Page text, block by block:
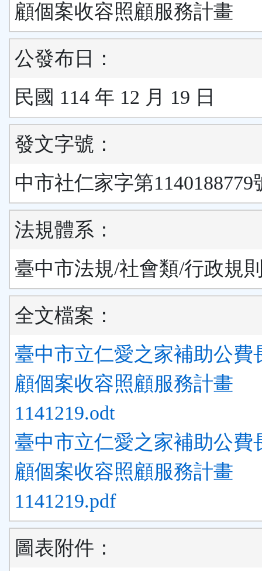
顧個案收容照顧服務計畫
公發布日：
民國 114 年 12 月 19 日
發文字號：
中市社仁家字第1140188779
法規體系：
臺中市法規/社會類/行政規
全文檔案：
臺中市立仁愛之家補助公費
顧個案收容照顧服務計畫
1141219.odt
臺中市立仁愛之家補助公費
顧個案收容照顧服務計畫
1141219.pdf
圖表附件：